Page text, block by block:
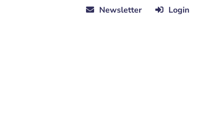
Newsletter Login